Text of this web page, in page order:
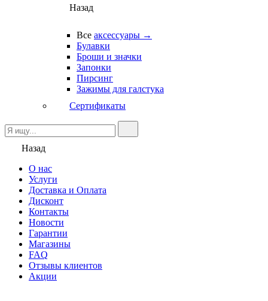
Назад
Все аксессуары →
Булавки
Броши и значки
Запонки
Пирсинг
Зажимы для галстука
Сертификаты
Назад
О нас
Услуги
Доставка и Оплата
Дисконт
Контакты
Новости
Гарантии
Магазины
FAQ
Отзывы клиентов
Акции